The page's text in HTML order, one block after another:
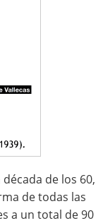
de los 60,
de todas las
a un total de 90